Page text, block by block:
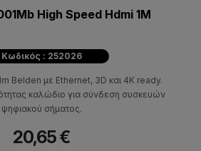
High Speed Hdmi 1M
Κωδικός : 252026
Belden με Ethernet, 3D και 4K ready.
καλώδιο για σύνδεση συσκευών
ψηφιακού σήματος.
20,65 €